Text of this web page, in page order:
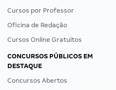
Cursos por Professor
Oficina de Redação
Cursos Online Gratuitos
CONCURSOS PÚBLICOS EM
DESTAQUE
Concursos Abertos